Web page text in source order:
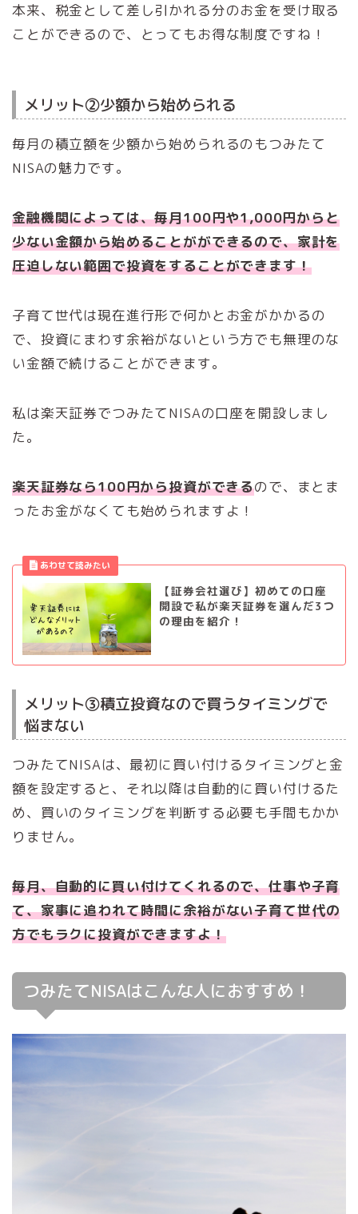
本来、税金として差し引かれる分のお金を受け取る
ことができるので、とってもお得な制度ですね！
メリット②少額から始められる
毎月の積立額を少額から始められるのもつみたて
NISAの魅力です。
金融機関によっては、毎月100円や1,000円からと
少ない金額から始めることがができるので、家計を
圧迫しない範囲で投資をすることができます！
子育て世代は現在進行形で何かとお金がかかるの
で、投資にまわす余裕がないという方でも無理のな
い金額で続けることができます。
私は楽天証券でつみたてNISAの口座を開設しまし
た。
楽天証券なら100円から投資ができるので、まとま
ったお金がなくても始められますよ！
【証券会社選び】初めての口座
開設で私が楽天証券を選んだ3つ
の理由を紹介！
メリット③積立投資なので買うタイミングで
悩まない
つみたてNISAは、最初に買い付けるタイミングと金
額を設定すると、それ以降は自動的に買い付けるた
め、買いのタイミングを判断する必要も手間もかか
りません。
毎月、自動的に買い付けてくれるので、仕事や子育
て、家事に追われて時間に余裕がない子育て世代の
方でもラクに投資ができますよ！
つみたてNISAはこんな人におすすめ！